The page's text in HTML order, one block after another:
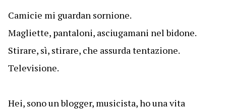
Camicie mi guardan sornione.
Magliette, pantaloni, asciugamani nel bidone.
Stirare, sì, stirare, che assurda tentazione.
Televisione.
Hei, sono un blogger, musicista, ho una vita